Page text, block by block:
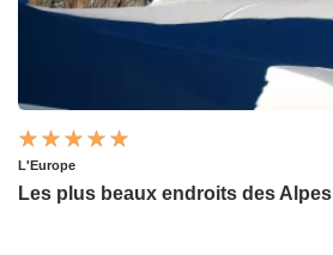
L'Europe
Les plus beaux endroits des Alpes